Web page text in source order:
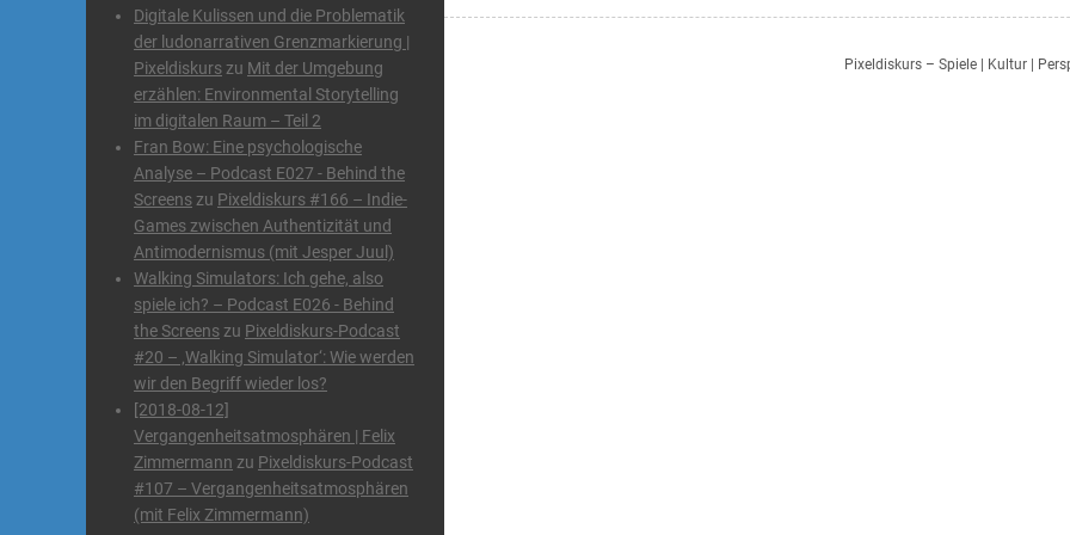
Digitale Kulissen und die Problematik
der ludonarrativen Grenzmarkierung |
Pixeldiskurs zu Mit der Umgebung
erzählen: Environmental Storytelling
im digitalen Raum – Teil 2
Fran Bow: Eine psychologische
Analyse – Podcast E027 - Behind the
Screens zu Pixeldiskurs #166 – Indie-
Games zwischen Authentizität und
Antimodernismus (mit Jesper Juul)
Walking Simulators: Ich gehe, also
spiele ich? – Podcast E026 - Behind
the Screens zu Pixeldiskurs-Podcast
#20 – ‚Walking Simulator‘: Wie werden
wir den Begriff wieder los?
[2018-08-12]
Vergangenheitsatmosphären | Felix
Zimmermann zu Pixeldiskurs-Podcast
#107 – Vergangenheitsatmosphären
(mit Felix Zimmermann)
Pixeldiskurs – Spiele | Kultur |